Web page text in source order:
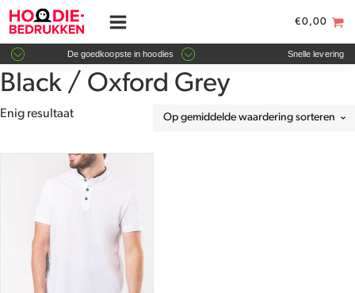
€0,00
De goedkoopste in hoodies Snelle levering
Black / Oxford Grey
Enig resultaat
variaties.